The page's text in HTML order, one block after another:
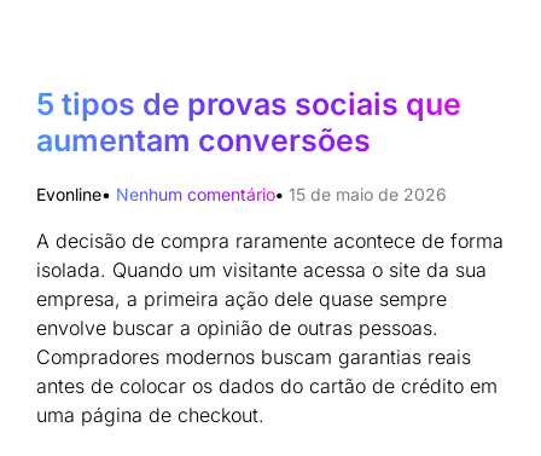
5 tipos de provas sociais que
aumentam conversões
Evonline 15 de maio de 2026
Nenhum comentário
A decisão de compra raramente acontece de forma
isolada. Quando um visitante acessa o site da sua
empresa, a primeira ação dele quase sempre
envolve buscar a opinião de outras pessoas.
Compradores modernos buscam garantias reais
antes de colocar os dados do cartão de crédito em
uma página de checkout.